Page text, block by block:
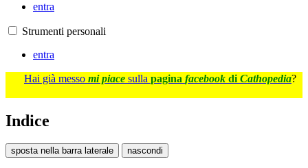
entra
Strumenti personali
entra
Hai già messo mi piace sulla pagina facebook di Cathopedia?
Indice
sposta nella barra laterale nascondi